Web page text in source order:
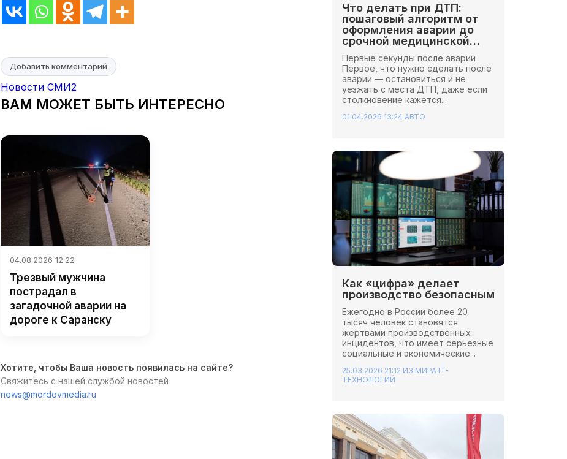
Добавить комментарий
Новости СМИ2
ВАМ МОЖЕТ БЫТЬ ИНТЕРЕСНО
04.08.2026 12:22
Трезвый мужчина
пострадал в
загадочной аварии на
дороге к Саранску
Хотите, чтобы Ваша новость появилась на сайте?
Свяжитесь с нашей службой новостей
news@mordovmedia.ru
Что делать при ДТП:
пошаговый алгоритм от
оформления аварии до
срочной медицинской
помощи
Первые секунды после аварии
Первое, что нужно сделать после
аварии — остановиться и не
уезжать с места ДТП, даже если
столкновение кажется...
01.04.2026 13:24 АВТО
Как «цифра» делает
производство безопасным
Ежегодно в России более 20
тысяч человек становятся
жертвами производственных
инцидентов, что имеет серьезные
социальные и экономические...
25.03.2026 21:12 ИЗ МИРА IT-
ТЕХНОЛОГИЙ